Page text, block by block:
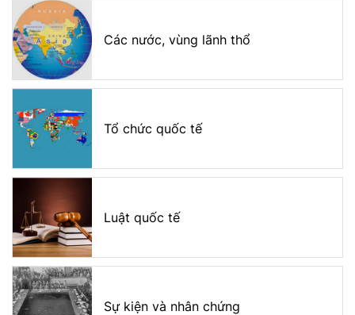
Các nước, vùng lãnh thổ
Tổ chức quốc tế
Luật quốc tế
Sự kiện và nhân chứng